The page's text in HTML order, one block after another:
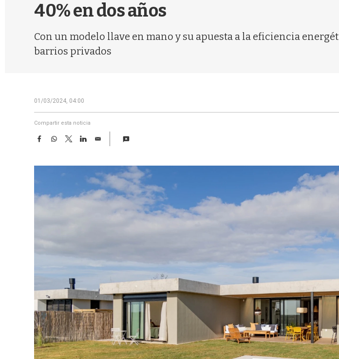
40% en dos años
Con un modelo llave en mano y su apuesta a la eficiencia
barrios privados
01/03/2024, 04:00
Compartir esta noticia
F
e
o
W
t
p
T
w
t
r
L
k
d
I
E
i
l